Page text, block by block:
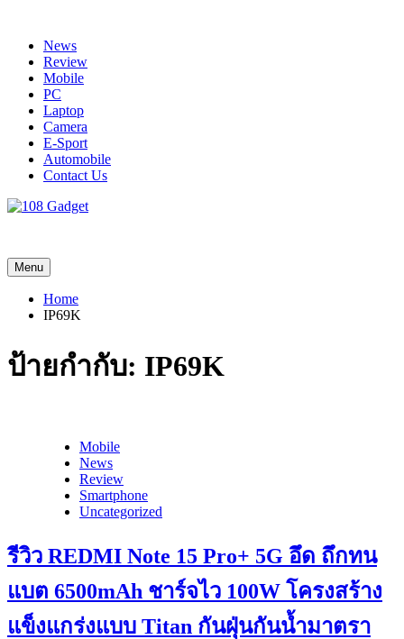
contentNews
Review
Mobile
PC
Laptop
Camera
E-Sport
Automobile
Contact Us
Menu
Home
IP69K
ป้ายกำกับ: IP69K
Mobile
News
Review
Smartphone
Uncategorized
รีวิว REDMI Note 15 Pro+ 5G อึด ถึกทน
แบต 6500mAh ชาร์จไว 100W โครงสร้าง
แข็งแกร่งแบบ Titan กันฝุ่นกันน้ำมาตรา